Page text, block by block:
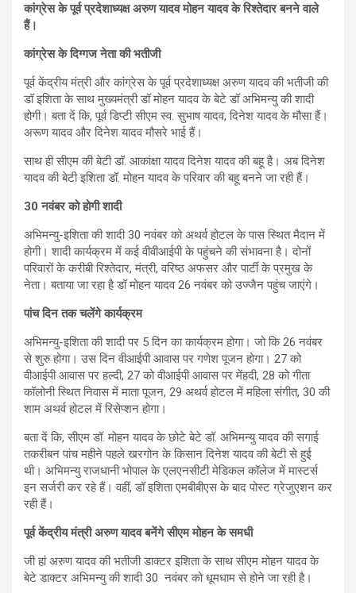
कांग्रेस के पूर्व प्रदेशाध्यक्ष अरुण यादव मोहन यादव के रिश्तेदार बनने वाले
हैं।
कांग्रेस के दिग्गज नेता की भतीजी
पूर्व केंद्रीय मंत्री और कांग्रेस के पूर्व प्रदेशाध्यक्ष अरुण यादव की भतीजी की
डॉ इशिता के साथ मुख्यमंत्री डॉ मोहन यादव के बेटे डॉ अभिमन्यु की शादी
होगी। बता दें कि, पूर्व डिप्टी सीएम स्व. सुभाष यादव, दिनेश यादव के मौसा हैं।
अरूण यादव और दिनेश यादव मौसरे भाई हैं।
साथ ही सीएम की बेटी डॉ. आकांक्षा यादव दिनेश यादव की बहू है। अब दिनेश
यादव की बेटी इशिता डॉ. मोहन यादव के परिवार की बहू बनने जा रही हैं।
30 नवंबर को होगी शादी
अभिमन्यु-इशिता की शादी 30 नवंबर को अथर्व होटल के पास स्थित मैदान में
होगी। शादी कार्यक्रम में कई वीवीआईपी के पहुंचने की संभावना है। दोनों
परिवारों के करीबी रिश्तेदार, मंत्री, वरिष्ठ अफसर और पार्टी के प्रमुख के
नेता। बताया जा रहा है डॉ मोहन यादव 26 नवंबर को उज्जैन पहुंच जाएंगे।
पांच दिन तक चलेंगे कार्यक्रम
अभिमन्यु-इशिता की शादी पर 5 दिन का कार्यक्रम होगा। जो कि 26 नवंबर
से शुरु होगा। उस दिन वीआईपी आवास पर गणेश पूजन होगा। 27 को
वीआईपी आवास पर हल्दी, 27 को वीआईपी आवास पर मेंहदी, 28 को गीता
कॉलोनी स्थित निवास में माता पूजन, 29 अथर्व होटल में महिला संगीत, 30 की
शाम अथर्व होटल में रिसेप्शन होगा।
बता दें कि, सीएम डॉ. मोहन यादव के छोटे बेटे डॉ. अभिमन्यु यादव की सगाई
तकरीबन पांच महीने पहले खरगोन के किसान दिनेश यादव की बेटी से हुई
थी। अभिमन्यु राजधानी भोपाल के एलएनसीटी मेडिकल कॉलेज में मास्टर्स
इन सर्जरी कर रहे हैं। वहीं, डॉ इशिता एमबीबीएस के बाद पोस्ट ग्रेजुएशन कर
रही हैं।
पूर्व केंद्रीय मंत्री अरुण यादव बनेंगे सीएम मोहन के समधी
जी हां अरुण यादव की भतीजी डाक्टर इशिता के साथ सीएम मोहन यादव के
बेटे डाक्टर अभिमन्यु की शादी 30 नवंबर को धूमधाम से होने जा रही है।